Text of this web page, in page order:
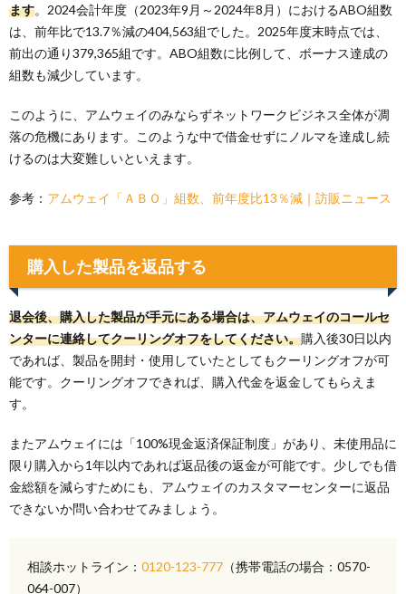
ます。2024会計年度（2023年9月～2024年8月）におけるABO組数
は、前年比で13.7％減の404,563組でした。2025年度末時点では、
前出の通り379,365組です。ABO組数に比例して、ボーナス達成の
組数も減少しています。
このように、アムウェイのみならずネットワークビジネス全体が凋
落の危機にあります。このような中で借金せずにノルマを達成し続
けるのは大変難しいといえます。
参考： アムウェイ「ＡＢＯ」組数、前年度比13％減｜訪販ニュース
購入した製品を返品する
退会後、購入した製品が手元にある場合は、アムウェイのコールセ
ンターに連絡してクーリングオフをしてください。購入後30日以内
であれば、製品を開封・使用していたとしてもクーリングオフが可
能です。クーリングオフできれば、購入代金を返金してもらえま
す。
またアムウェイには「100%現金返済保証制度」があり、未使用品に
限り購入から1年以内であれば返品後の返金が可能です。少しでも借
金総額を減らすためにも、アムウェイのカスタマーセンターに返品
できないか問い合わせてみましょう。
相談ホットライン： 0120-123-777 （携帯電話の場合：0570-
064-007）